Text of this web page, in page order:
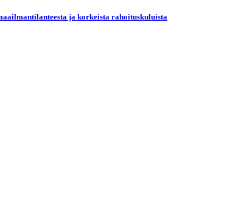
ja korkeista rahoituskuluista